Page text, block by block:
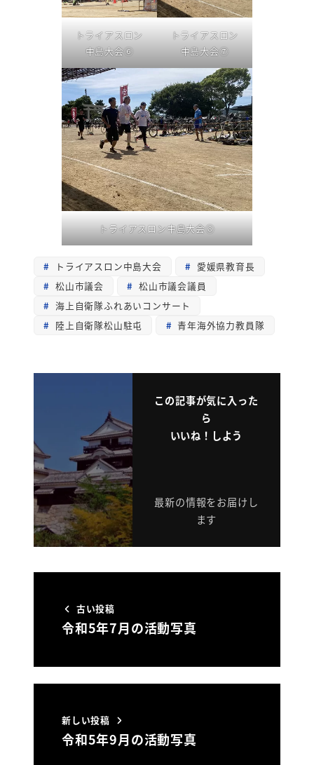
トライアスロン
中島大会⑥
トライアスロン
中島大会⑦
トライアスロン中島大会⑧
トライアスロン中島大会
愛媛県教育長
松山市議会
松山市議会議員
海上自衛隊ふれあいコンサート
陸上自衛隊松山駐屯
青年海外協力教員隊
この記事が気に入った
ら
いいね！しよう
最新の情報をお届けし
ます
古い投稿
令和5年7月の活動写真
新しい投稿
令和5年9月の活動写真